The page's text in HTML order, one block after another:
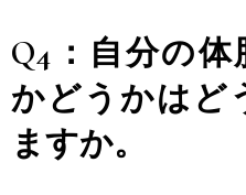
Q4：自分の
かどうかはど
ますか。